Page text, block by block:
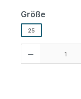
Größe
25